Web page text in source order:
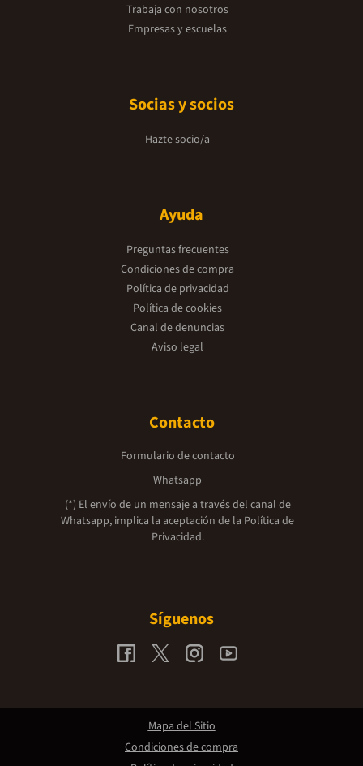
Trabaja con nosotros
Empresas y escuelas
Socias y socios
Hazte socio/a
Ayuda
Preguntas frecuentes
Condiciones de compra
Política de privacidad
Política de cookies
Canal de denuncias
Aviso legal
Contacto
Formulario de contacto
Whatsapp
(*) El envío de un mensaje a través del canal de
Whatsapp, implica la aceptación de la Política de
Privacidad.
Síguenos
Mapa del Sitio
Condiciones de compra